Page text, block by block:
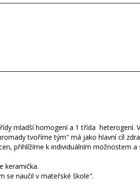
mladší homogení a 1 třída heterogení.
tvoříme tým" má jako hlavní cíl
přihlížíme k individuálním možnostem
keramička.
se naučil v mateřské škole".